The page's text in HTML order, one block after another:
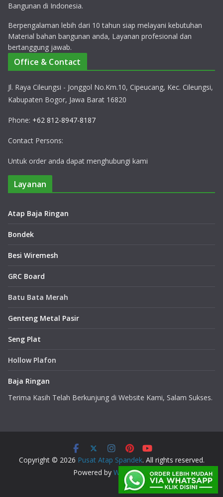
Bangunan di Indonesia.
Berpengalaman lebih dari 10 tahun siap melayani kebutuhan
Material bahan bangunan anda, Layanan profesional dan
bertanggung jawab.
Office & Contact
Jl. Raya Cileungsi - Jonggol No.Km.10, Cipeucang, Kec. Cileungsi,
Kabupaten Bogor, Jawa Barat 16820
Phone: +62 812-8947-8187
Contact Persons:
Untuk order anda dapat menghubungi kami
Layanan
Atap Baja Ringan
Bondek
Besi Wiremesh
GRC Board
Batu Bata Merah
Genteng Metal Pasir
Seng Plat
Hollow Plafon
Baja Ringan
Terima Kasih Telah Berkunjung di Website Kami, Salam Sukses.
Copyright © 2026 Pusat Atap Spandek. All rights reserved.
Powered by WordPress.